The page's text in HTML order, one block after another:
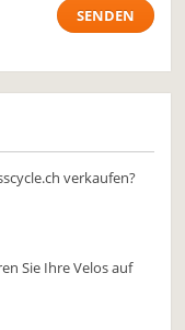
verkaufen?
Sie Ihre Velos auf